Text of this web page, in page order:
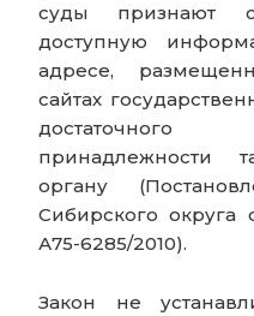
суды признают
доступную
адресе,
сайтах
принадлежности
органу
Сибирского округа
А75-6285/2010).
Закон не